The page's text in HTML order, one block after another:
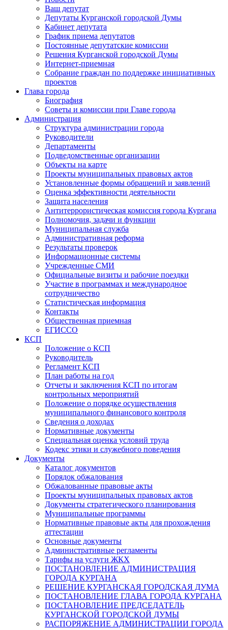
Ваш депутат
Депутаты Курганской городской Думы
Кабинет депутата
График приема депутатов
Постоянные депутатские комиссии
Решения Курганской городской Думы
Интернет-приемная
Собрание граждан по поддержке инициативных
проектов
Глава города
Биография
Советы и комиссии при Главе города
Администрация
Структура администрации города
Руководители
Департаменты
Подведомственные организации
Объекты на карте
Проекты муниципальных правовых актов
Установленные формы обращений и заявлений
Оценка эффективности деятельности
Защита населения
Антитеррористическая комиссия города Кургана
Полномочия, задачи и функции
Муниципальная служба
Административная реформа
Результаты проверок
Информационные системы
Учрежденные СМИ
Официальные визиты и рабочие поездки
Участие в программах и международное
сотрудничество
Статистическая информация
Контакты
Общественная приемная
ЕГИССО
КСП
Положение о КСП
Руководитель
Регламент КСП
План работы на год
Отчеты и заключения КСП по итогам
контрольных мероприятий
Положение о порядке осуществления
муниципального финансового контроля
Сведения о доходах
Нормативные документы
Специальная оценка условий труда
Кодекс этики и служебного поведения
Документы
Каталог документов
Порядок обжалования
Обжалованные правовые акты
Проекты муниципальных правовых актов
Документы стратегического планирования
Муниципальные программы
Нормативные правовые акты для прохождения
аттестации
Основные документы
Административные регламенты
Тарифы на услуги ЖКХ
ПОСТАНОВЛЕНИЕ АДМИНИСТРАЦИЯ
ГОРОДА КУРГАНА
РЕШЕНИЕ КУРГАНСКАЯ ГОРОДСКАЯ ДУМА
ПОСТАНОВЛЕНИЕ ГЛАВА ГОРОДА КУРГАНА
ПОСТАНОВЛЕНИЕ ПРЕДСЕДАТЕЛЬ
КУРГАНСКОЙ ГОРОДСКОЙ ДУМЫ
РАСПОРЯЖЕНИЕ АДМИНИСТРАЦИИ ГОРОДА